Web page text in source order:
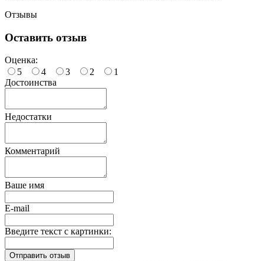
Отзывы
Оставить отзыв
Оценка:
5
4 3 2
1
Достоинства
Недостатки
Комментарий
Ваше имя
E-mail
Введите текст с картинки: